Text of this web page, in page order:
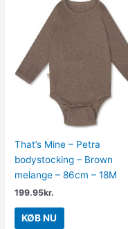
That’s Mine – Petra
bodystocking – Brown
melange – 86cm – 18M
199.95kr.
KØB NU